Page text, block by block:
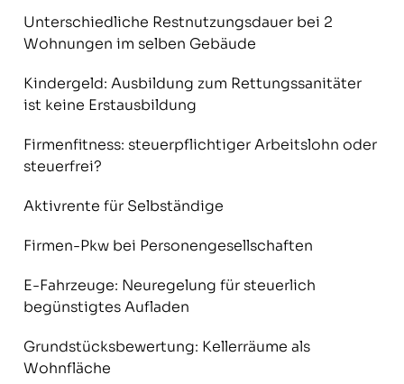
Unterschiedliche Restnutzungsdauer bei 2
Wohnungen im selben Gebäude
Kindergeld: Ausbildung zum Rettungssanitäter
ist keine Erstausbildung
Firmenfitness: steuerpflichtiger Arbeitslohn oder
steuerfrei?
Aktivrente für Selbständige
Firmen-Pkw bei Personengesellschaften
E-Fahrzeuge: Neuregelung für steuerlich
begünstigtes Aufladen
Grundstücksbewertung: Kellerräume als
Wohnfläche